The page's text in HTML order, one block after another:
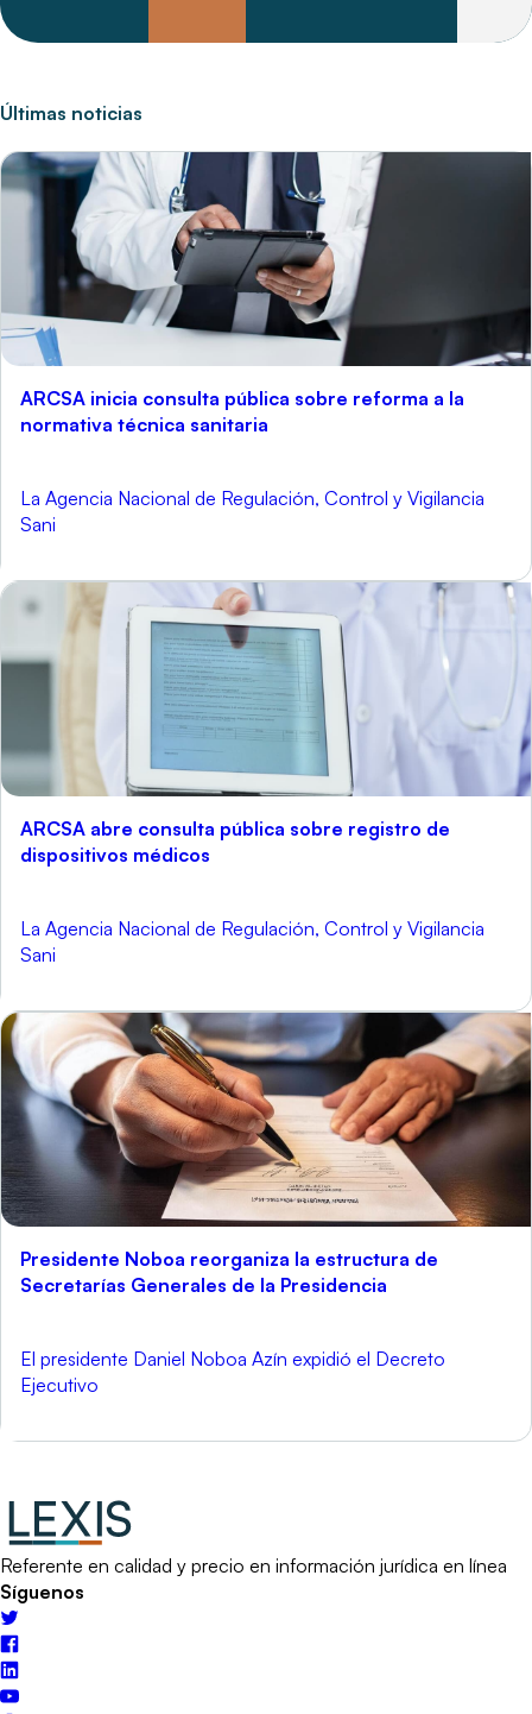
Últimas noticias
ARCSA inicia consulta pública sobre reforma a la
normativa técnica sanitaria
La Agencia Nacional de Regulación, Control y Vigilancia
Sani
ARCSA abre consulta pública sobre registro de
dispositivos médicos
La Agencia Nacional de Regulación, Control y Vigilancia
Sani
Presidente Noboa reorganiza la estructura de
Secretarías Generales de la Presidencia
El presidente Daniel Noboa Azín expidió el Decreto
Ejecutivo
Referente en calidad y precio en información jurídica en línea
Síguenos